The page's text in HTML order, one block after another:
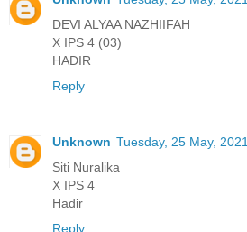
DEVI ALYAA NAZHIIFAH
X IPS 4 (03)
HADIR
Reply
Unknown Tuesday, 25 May, 2021
Siti Nuralika
X IPS 4
Hadir
Reply